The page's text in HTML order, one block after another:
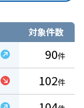
対象件数
90件
102件